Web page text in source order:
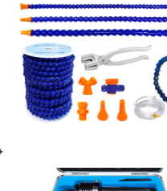
Винты torx